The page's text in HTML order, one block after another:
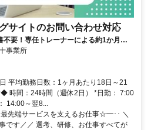
サイトのお問い合わせ対応
要！専任トレーナーによる約1か月の
！
事業所
平均勤務日数：1ヶ月あたり18日～21
時間：24時間（週休2日） *日勤： 7:00
14:00～翌8...
先端サービスを支えるお仕事☆━･･ ＼
です／／ 選考、研修、お仕事すべてが